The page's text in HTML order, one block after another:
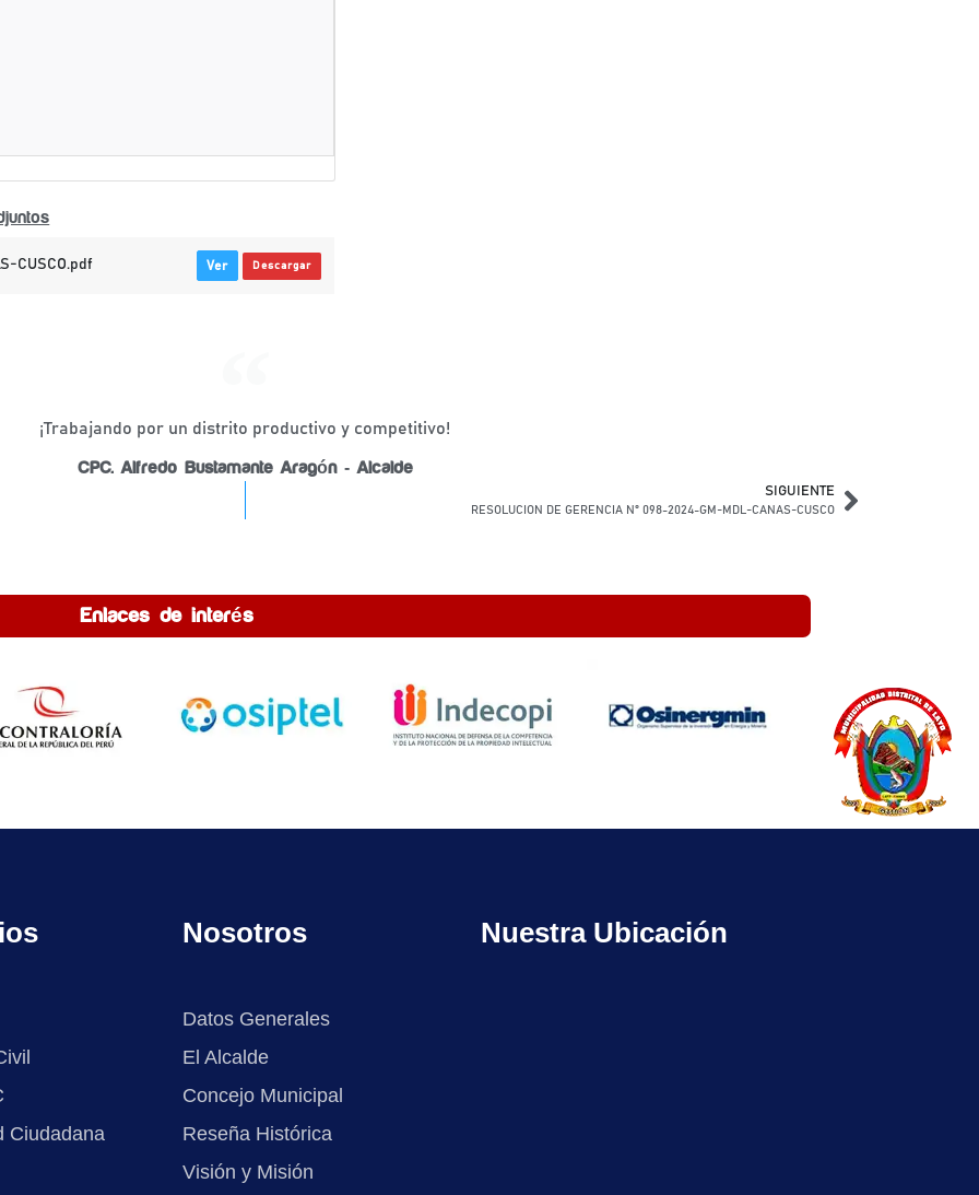
CUSCO.pdf Ver Descargar
¡Trabajando por un distrito productivo y competitivo!
CPC. Alfredo Bustamante Aragón - Alcalde
SIGUIENTE
RESOLUCION DE GERENCIA N° 098-2024-GM-MDL-CANAS-CUSCO
Enlaces de interés
Ciudadana
Nosotros
Datos Generales
El Alcalde
Concejo Municipal
Reseña Histórica
Visión y Misión
Nuestra Ubicación